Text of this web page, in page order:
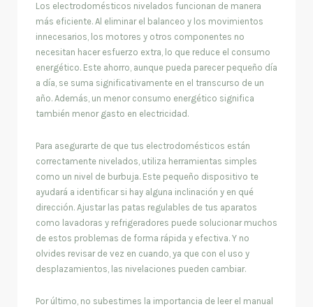
Los electrodomésticos nivelados funcionan de manera
más eficiente. Al eliminar el balanceo y los movimientos
innecesarios, los motores y otros componentes no
necesitan hacer esfuerzo extra, lo que reduce el consumo
energético. Este ahorro, aunque pueda parecer pequeño día
a día, se suma significativamente en el transcurso de un
año. Además, un menor consumo energético significa
también menor gasto en electricidad.
Para asegurarte de que tus electrodomésticos están
correctamente nivelados, utiliza herramientas simples
como un nivel de burbuja. Este pequeño dispositivo te
ayudará a identificar si hay alguna inclinación y en qué
dirección. Ajustar las patas regulables de tus aparatos
como lavadoras y refrigeradores puede solucionar muchos
de estos problemas de forma rápida y efectiva. Y no
olvides revisar de vez en cuando, ya que con el uso y
desplazamientos, las nivelaciones pueden cambiar.
Por último, no subestimes la importancia de leer el manual